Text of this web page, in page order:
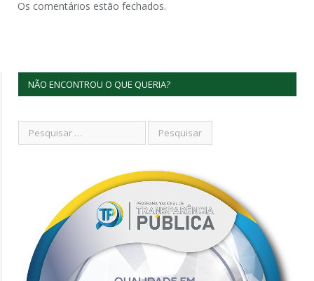
Os comentários estão fechados.
NÃO ENCONTROU O QUE QUERIA?